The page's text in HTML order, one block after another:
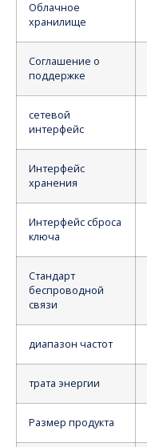
Облачное
хранилище
Соглашение о
поддержке
сетевой
интерфейс
Интерфейс
хранения
Интерфейс сброса
ключа
Стандарт
беспроводной
связи
диапазон частот
трата энергии
Размер продукта